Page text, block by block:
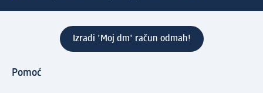
Izradi 'Moj dm' račun odmah!
Pomoć